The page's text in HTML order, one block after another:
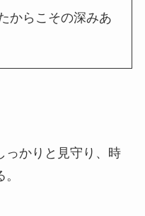
からこその深みあ
っかりと見守り、時